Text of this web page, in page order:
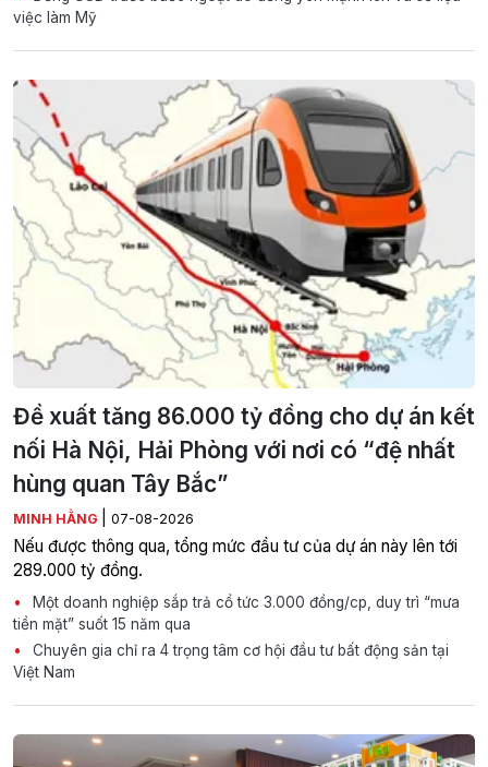
việc làm Mỹ
Đề xuất tăng 86.000 tỷ đồng cho dự án kết
nối Hà Nội, Hải Phòng với nơi có “đệ nhất
hùng quan Tây Bắc”
MINH HẰNG 07-08-2026
Nếu được thông qua, tổng mức đầu tư của dự án này lên tới
289.000 tỷ đồng.
Một doanh nghiệp sắp trả cổ tức 3.000 đồng/cp, duy trì “mưa
tiền mặt” suốt 15 năm qua
Chuyên gia chỉ ra 4 trọng tâm cơ hội đầu tư bất động sản tại
Việt Nam